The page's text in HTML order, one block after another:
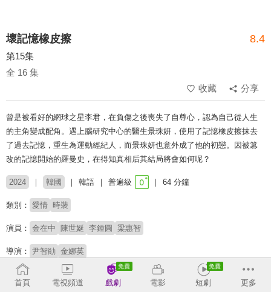
壞記憶橡皮擦 8.4
第15集
全 16 集
收藏
分享
曾是被看好的網球之星李君，在負傷之後喪失了自尊心，認為自己從人生
的主角變成配角。遇上腦研究中心的醫生景珠妍，使用了記憶橡皮擦抹去
了過去記憶，重生為運動經紀人，而景珠妍也意外成了他的初戀。因被篡
改的記憶開始的羅曼史，在得知真相后其結局將會如何呢？
2024 韓國 韓語 普遍級 64 分鐘
類別： 愛情 時裝
演員： 金在中 陳世娫 李鍾圓 梁惠智
導演： 尹智勛 金娜英
# 失憶
首頁
電視頻道 戲劇 電影 短劇 更多